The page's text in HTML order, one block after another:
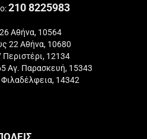
210 8225983
Αθήνα, 10564
22 Αθήνα, 10680
12134
Αγ. Παρασκευή, 15343
14342